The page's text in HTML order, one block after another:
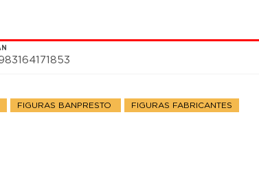
FIGURAS BANPRESTO FIGURAS FABRICANTES